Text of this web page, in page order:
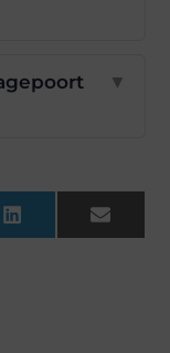
▼
LinkedInEmail